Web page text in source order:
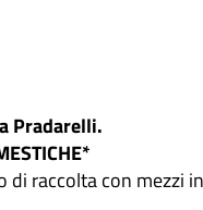
Pradarelli.
di raccolta con mezzi